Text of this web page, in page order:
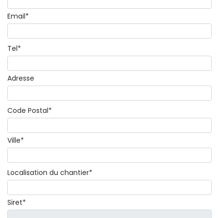
Email*
Tel*
Adresse
Code Postal*
Ville*
Localisation du chantier*
Siret*